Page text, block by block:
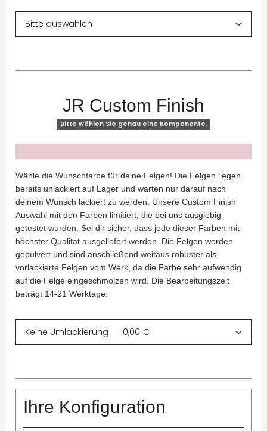
JR Custom Finish
Bitte wählen Sie genau eine Komponente.
x
Wähle die Wunschfarbe für deine Felgen! Die Felgen liegen
bereits unlackiert auf Lager und warten nur darauf nach
deinem Wunsch lackiert zu werden. Unsere Custom Finish
Auswahl mit den Farben limitiert, die bei uns ausgiebig
getestet wurden. Sei dir sicher, dass jede dieser Farben mit
höchster Qualität ausgeliefert werden. Die Felgen werden
gepulvert und sind anschließend weitaus robuster als
vorlackierte Felgen vom Werk, da die Farbe sehr aufwendig
auf die Felge eingeschmolzen wird. Die Bearbeitungszeit
beträgt 14-21 Werktage.
Ihre Konfiguration